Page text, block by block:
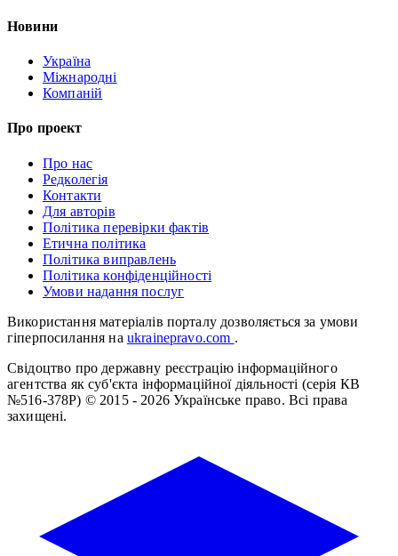
Новини
Україна
Міжнародні
Компаній
Про проект
Про нас
Редколегія
Контакти
Для авторів
Політика перевірки фактів
Етична політика
Політика виправлень
Політика конфіденційності
Умови надання послуг
Використання матеріалів порталу дозволяється за умови
гіперпосилання на ukrainepravo.com .
Свідоцтво про державну реєстрацію інформаційного
агентства як суб'єкта інформаційної діяльності (серія КВ
№516-378Р) © 2015 - 2026 Українське право. Всі права
захищені.